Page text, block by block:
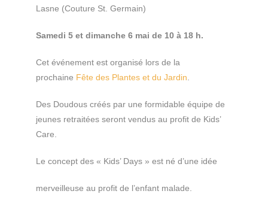
Lasne (Couture St. Germain)
Samedi 5 et dimanche 6 mai de 10 à 18 h.
Cet événement est organisé lors de la
prochaine Fête des Plantes et du Jardin
Des Doudous créés par une formidable équipe de
jeunes retraitées seront vendus au profit de Kids’
Care.
Le concept des « Kids’ Days » est né d’une idée
merveilleuse au profit de l’enfant malade.